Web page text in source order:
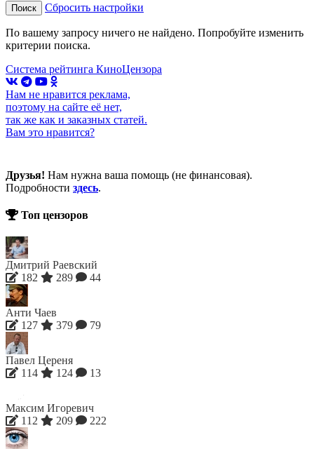
Поиск Сбросить настройки
По вашему запросу ничего не найдено. Попробуйте изменить
критерии поиска.
Система рейтинга КиноЦензора
Нам не нравится реклама,
поэтому на сайте её нет,
так же как и заказных статей.
Вам это нравится?
Друзья! Нам нужна ваша помощь (не финансовая).
Подробности здесь.
Топ цензоров
Дмитрий Раевский
182
289 44
Анти Чаев
127
379 79
Павел Цереня
114
124 13
Максим Игоревич
112
209 222